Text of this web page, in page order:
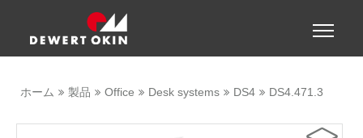
Toggle
ホーム 製品 Office Desk systems DS4 DS4.471.3